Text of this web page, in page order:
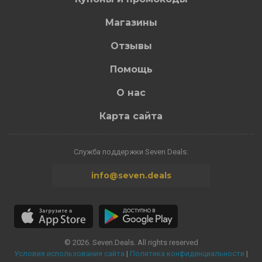
Магазины
Отзывы
Помощь
О нас
Карта сайта
Служба поддержки Seven Deals:
info@seven.deals
© 2026. Seven.Deals. All rights reserved
Условия использования сайта | Политика конфиденциальности |